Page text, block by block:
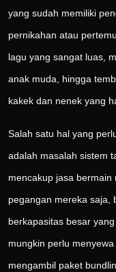
yang sudah memiliki
pernikahan atau
lagu yang sangat luas,
anak muda, hingga
kakek dan nenek yang
Salah satu hal yang
adalah masalah sistem
mencakup jasa
pegangan mereka saja,
berkapasitas besar
mungkin perlu
mengambil paket